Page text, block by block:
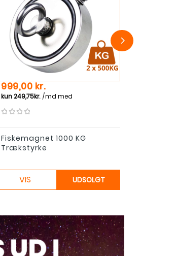
Pris
999,00 kr.
Fiskemagnet 1000 KG
Trækstyrke
VIS UDSOLGT